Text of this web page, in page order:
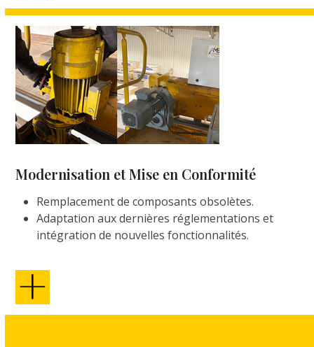
Modernisation et Mise en Conformité
Remplacement de composants obsolètes.
Adaptation aux dernières réglementations et
intégration de nouvelles fonctionnalités.